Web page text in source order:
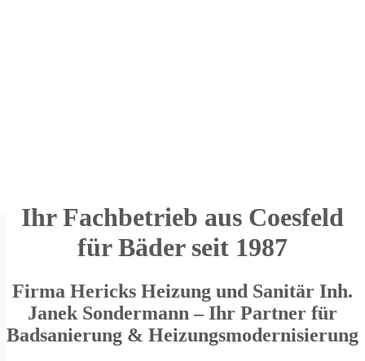
Ihr Fachbetrieb aus Coesfeld
für Bäder seit 1987
Firma Hericks Heizung und Sanitär Inh.
Janek Sondermann – Ihr Partner für
Badsanierung & Heizungsmodernisierung